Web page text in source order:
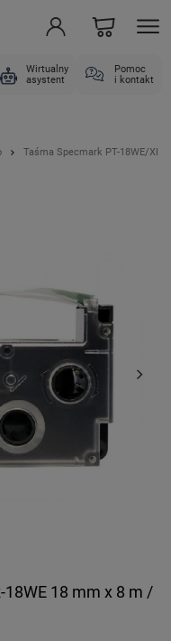
Wirtualny
asystent
Pomoc
i kontakt
Taśma Specmark PT-18WE/
18WE 18 mm x 8 m /